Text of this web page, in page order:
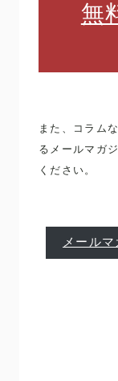
無
また、コラム
るメールマガ
ください。
メール